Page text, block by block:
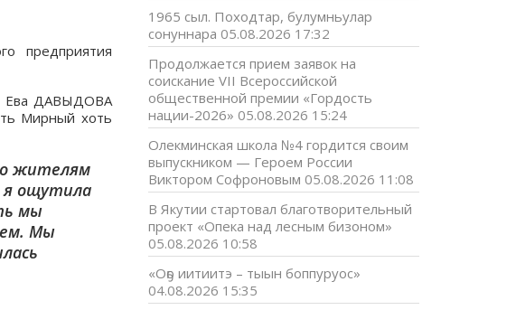
предприятия
Ева ДАВЫДОВА
Мирный хоть
жителям
ощутила
мы
Мы
1965 сыл. Походтар, булумньулар
сонуннара 05.08.2026 17:32
Продолжается прием заявок на
соискание VII Всероссийской
общественной премии «Гордость
нации-2026» 05.08.2026 15:24
Олекминская школа №4 гордится своим
выпускником — Героем России
Виктором Софроновым 05.08.2026 11:08
В Якутии стартовал благотворительный
проект «Опека над лесным бизоном»
05.08.2026 10:58
«Оҕо иитиитэ – тыын боппуруос»
04.08.2026 15:35